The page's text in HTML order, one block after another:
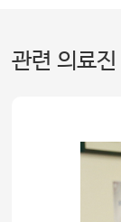
관련 의료진